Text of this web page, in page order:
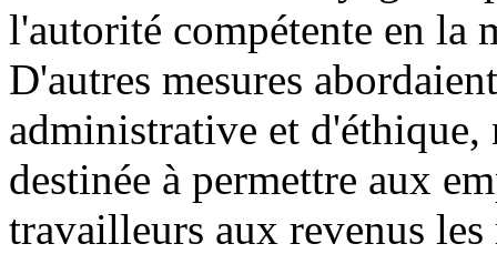
l'autorité compétente en la
D'autres mesures
administrative et d'éthique,
destinée à permettre aux
travailleurs aux revenus les